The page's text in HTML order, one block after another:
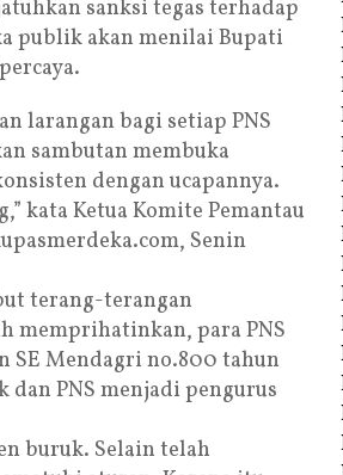
sanksi tegas terhadap
publik akan menilai Bupati
larangan bagi setiap PNS
sambutan membuka
dengan ucapannya.
kata Ketua Komite Pemantau
Senin
terang-terangan
memprihatinkan, para PNS
SE Mendagri no.800 tahun
PNS menjadi pengurus
buruk. Selain telah